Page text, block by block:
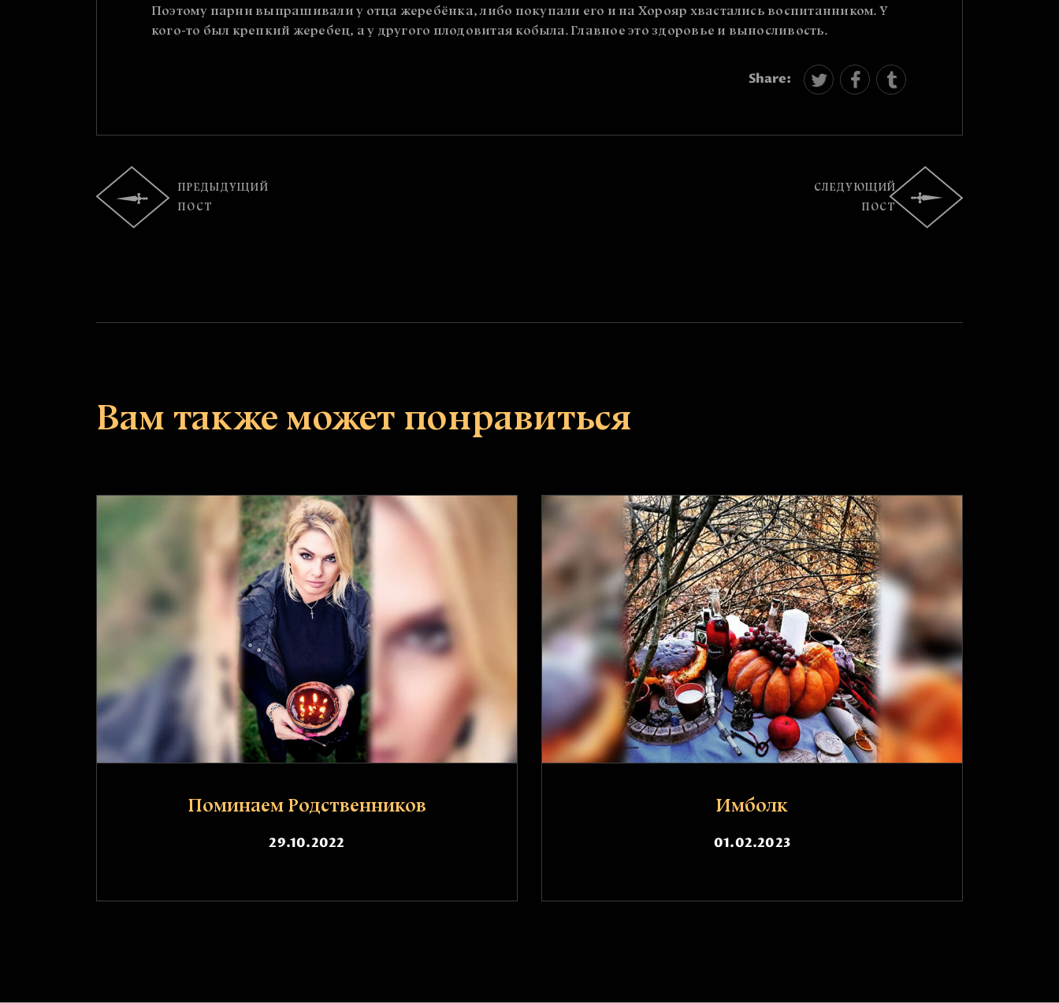
Поэтому парни выпрашивали у отца жеребёнка, либо покупали его и на Хорояр хвастались воспитанником. У
кого-то был крепкий жеребец, а у другого плодовитая кобыла. Главное это здоровье и выносливость.
Share:
ПРЕДЫДУЩИЙ
ПОСТ
СЛЕДУЮЩИЙ
ПОСТ
Вам также может понравиться
Поминаем Родственников
29.10.2022
Имболк
01.02.2023